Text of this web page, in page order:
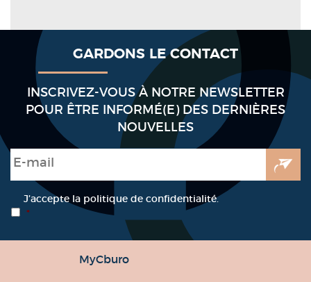
GARDONS LE CONTACT
INSCRIVEZ-VOUS À NOTRE NEWSLETTER
POUR ÊTRE INFORMÉ(E) DES DERNIÈRES
NOUVELLES
E-mail
RGPD *
J’accepte la politique de confidentialité.
*
MyCburo